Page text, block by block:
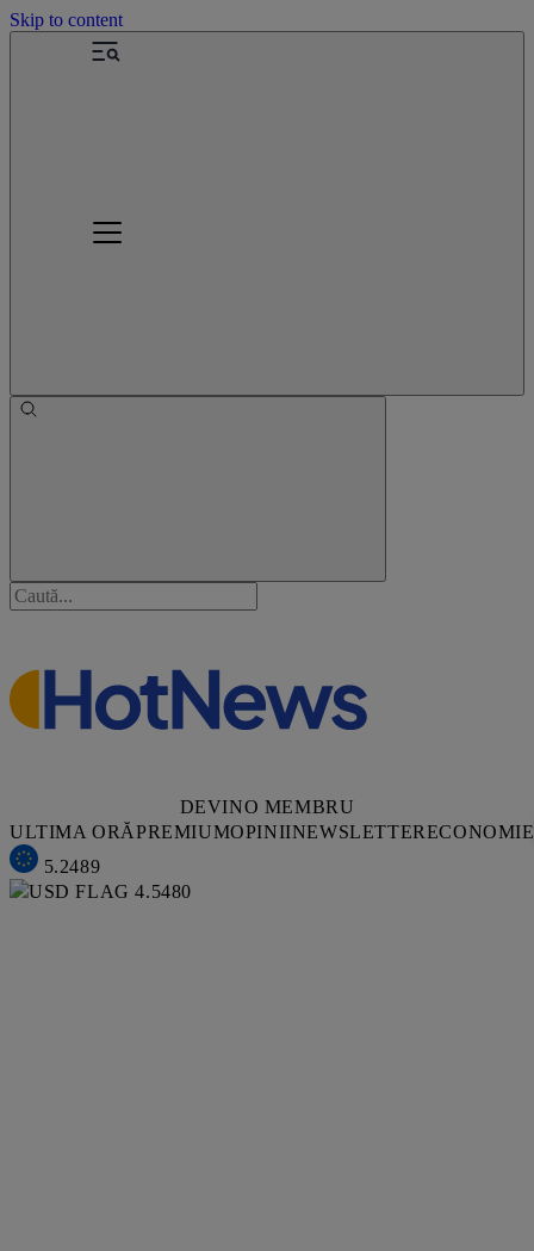
Skip to content
DEVINO MEMBRU
ULTIMA ORĂPREMIUMOPINIINEWSLETTERECONOMIE
5.2489
4.5480